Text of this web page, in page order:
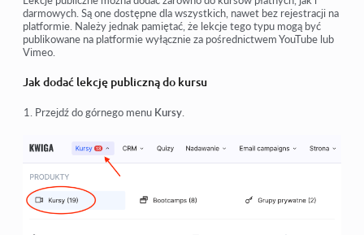
darmowych. Są one dostępne dla wszystkich, nawet bez rejestracji na
platformie. Należy jednak pamiętać, że lekcje tego typu mogą być
publikowane na platformie wyłącznie za pośrednictwem YouTube lub
Vimeo.
Jak dodać lekcję publiczną do kursu
Przejdź do górnego menu Kursy